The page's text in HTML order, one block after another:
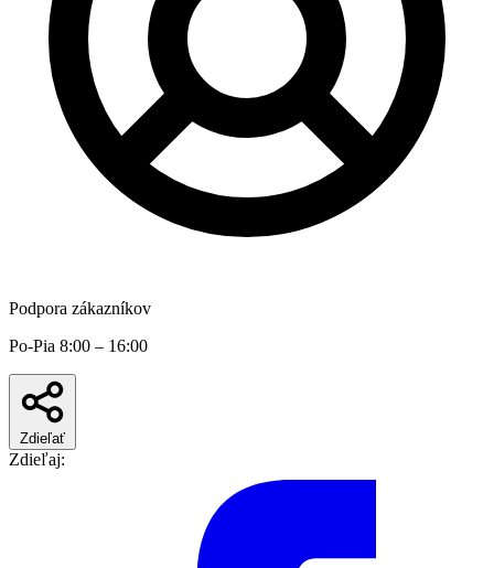
Podpora zákazníkov
Po-Pia 8:00 – 16:00
Zdieľať
Zdieľaj: